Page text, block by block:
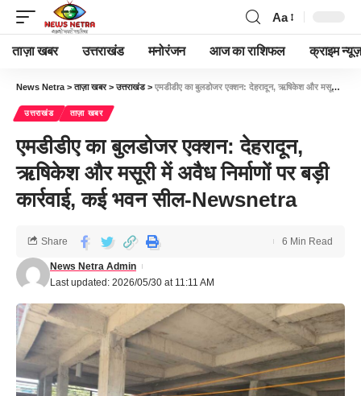
Aa
ताज़ा खबर उत्तराखंड मनोरंजन आज का राशिफल क्राइम न्यूज़
News Netra >ताज़ा खबर>उत्तराखंड> एमडीडीए का बुलडोजर एक्शन: देहरादून, ऋषिकेश और मसूरी में अवैध निर्माणों पर बड़ी कार्रवाई, कई भवन सील-Newsnetra
उत्तराखंड ताज़ा खबर
एमडीडीए का बुलडोजर एक्शन: देहरादून,
ऋषिकेश और मसूरी में अवैध निर्माणों पर बड़ी
कार्रवाई, कई भवन सील-Newsnetra
Last updated: 2026/05/30 at 11:11 AM
News Netra Admin
Share 6 Min Read